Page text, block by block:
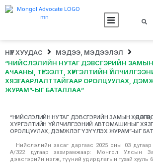
НҮҮР ХУУДАС
МЭДЭЭ, МЭДЭЭЛЭЛ
“НИЙСЛЭЛИЙН НУТАГ ДЭВСГЭРИЙН
АЧААНЫ, ТҮГЭЭЛТ, ХҮРГЭЛТИЙН
ХЯЗГААРЛАЛТТАЙГААР ОРОЛЦУУЛАХ,
ЖУРАМ”-ЫГ БАТАЛЛАА”
“НИЙСЛЭЛИЙН НУТАГ ДЭВСГЭРИЙН ЗАМЫН
ХҮРГЭЛТИЙН ҮЙЛЧИЛГЭЭНИЙ АВТОМАШИНЫГ
ОРОЛЦУУЛАХ, ДЭМЖЛЭГ ҮЗҮҮЛЭХ ЖУРАМ”-ЫГ
Нийслэлийн засаг даргаас 2025 оны 03
А/322 дугаар захирамжаар: Монгол Улсын
дэвсгэрийн нэгж, түүний удирдлагын тухай хууль